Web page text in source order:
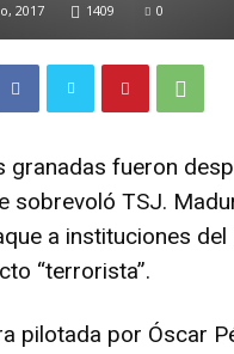
2017 1409 0
granadas fueron
sobrevoló TSJ.
a instituciones del
“terrorista”.
pilotada por Óscar